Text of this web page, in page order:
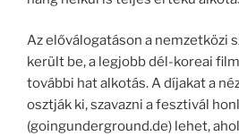
Az előválogatáson a nemzetközi
került be, a legjobb dél-koreai
további hat alkotás. A díjakat a
osztják ki, szavazni a fesztivál
(goingunderground.de) lehet,